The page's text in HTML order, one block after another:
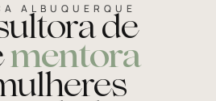
ALBUQUERQUE
de
mentora